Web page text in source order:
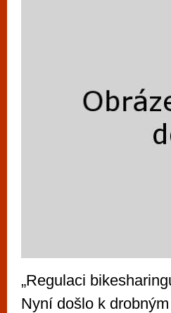
„Regulaci
Nyní došlo k